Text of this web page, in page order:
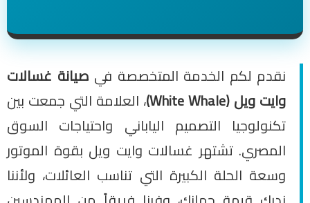
نقدم لكم الخدمة المتخصصة في صيانة غسالات
وايت ويل (White Whale)
، العلامة التي جمعت بين
تكنولوجيا التصميم الياباني واحتياجات السوق
المصري. تشتهر غسالات وايت ويل بقوة الموتور
وسعة الحلة الكبيرة التي تناسب العائلات، ولأننا